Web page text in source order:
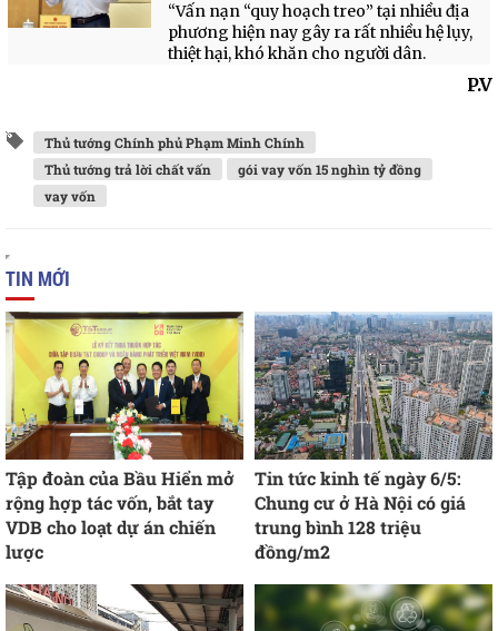
“Vấn nạn “quy hoạch treo” tại nhiều địa
phương hiện nay gây ra rất nhiều hệ lụy,
thiệt hại, khó khăn cho người dân.
P.V
Thủ tướng Chính phủ Phạm Minh Chính
Thủ tướng trả lời chất vấn
gói vay vốn 15 nghìn tỷ đồng
vay vốn
TIN MỚI
Tập đoàn của Bầu Hiển mở
rộng hợp tác vốn, bắt tay
VDB cho loạt dự án chiến
lược
Tin tức kinh tế ngày 6/5:
Chung cư ở Hà Nội có giá
trung bình 128 triệu
đồng/m2